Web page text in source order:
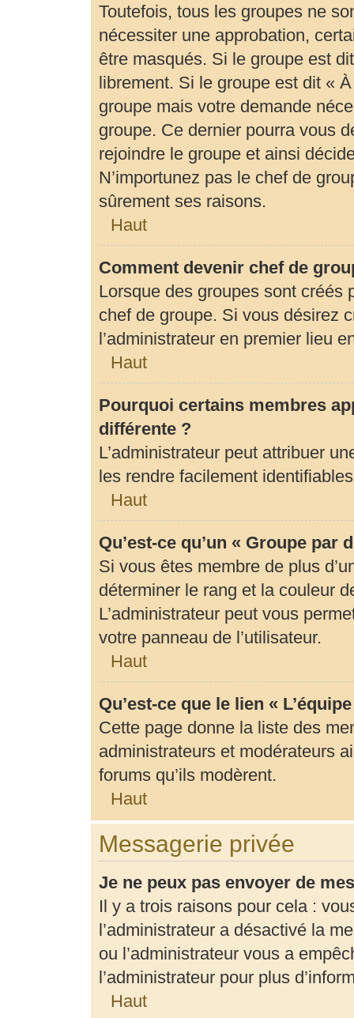
Toutefois, tous les groupes ne
nécessiter une approbation,
être masqués. Si le groupe est
librement. Si le groupe est dit «
groupe mais votre demande
groupe. Ce dernier pourra vous
rejoindre le groupe et ainsi
N’importunez pas le chef de
sûrement ses raisons.
Haut
Comment devenir chef de
Lorsque des groupes sont créés
chef de groupe. Si vous désirez
l’administrateur en premier lieu
Haut
Pourquoi certains membres
différente ?
L’administrateur peut attribuer
les rendre facilement
Haut
Qu’est-ce qu’un « Groupe par
Si vous êtes membre de plus
déterminer le rang et la couleur
L’administrateur peut vous
votre panneau de l’utilisateur.
Haut
Qu’est-ce que le lien «
Cette page donne la liste des
administrateurs et modérateurs
forums qu’ils modèrent.
Haut
Messagerie privée
Je ne peux pas envoyer de
Il y a trois raisons pour cela :
l’administrateur a désactivé la
ou l’administrateur vous a
l’administrateur pour plus
Haut